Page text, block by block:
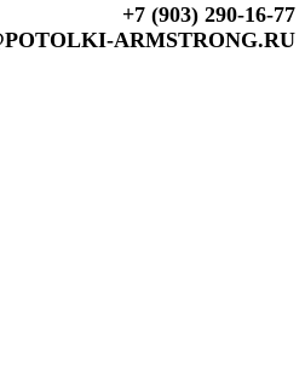
+7 (903) 290-16-77
ARMSTRONG.RU